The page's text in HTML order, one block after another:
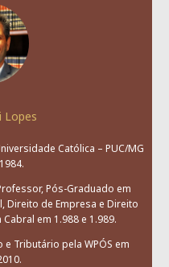
Lopes
Católica – PUC/MG
Pós-Graduado em
Direito de Empresa e Direito
em 1.988 e 1.989.
Tributário pela WPÓS em